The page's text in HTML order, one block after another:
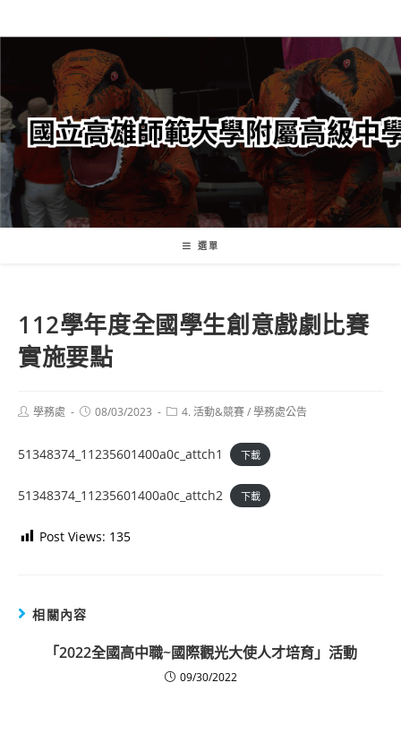
轉
要
內
容
選單
112學年度全國學生創意戲劇比賽
實施要點
Post學務處
Post08/03/2023
Post4. 活動&競賽/學務處公告
51348374_11235601400a0c_attch1 下載
51348374_11235601400a0c_attch2 下載
Post Views: 135
相關內容
「2022全國高中職~國際觀光大使人才培育」活動
09/30/2022